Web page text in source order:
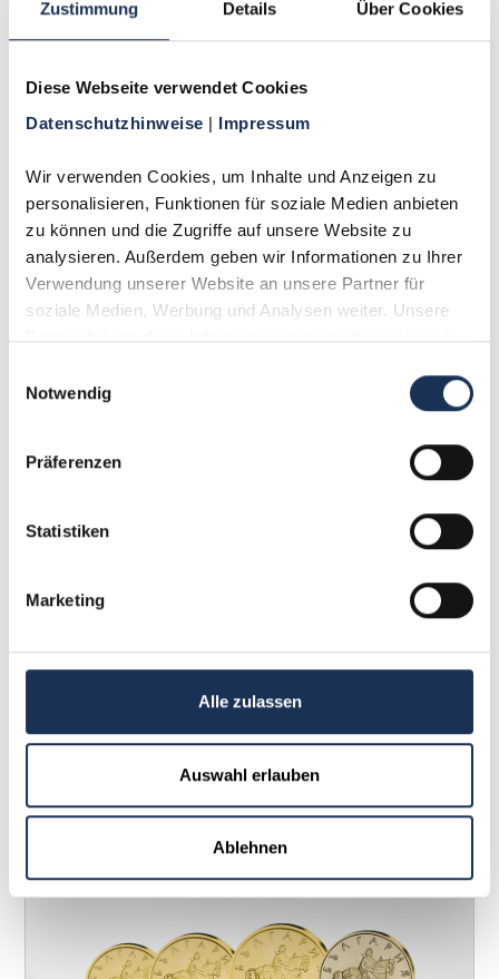
Zustimmung Details Über Cookies
Diese Webseite verwendet Cookies
Datenschutzhinweise | Impressum
Wir verwenden Cookies, um Inhalte und Anzeigen zu
personalisieren, Funktionen für soziale Medien anbieten
zu können und die Zugriffe auf unsere Website zu
analysieren. Außerdem geben wir Informationen zu Ihrer
Verwendung unserer Website an unsere Partner für
soziale Medien, Werbung und Analysen weiter. Unsere
Partner führen diese Informationen möglicherweise mit
haben oder die sie im Rahmen Ihrer Nutzung der Dienste
Notwendig
Präferenzen
Statistiken
Marketing
Alle zulassen
Auswahl erlauben
Ablehnen
obwohl häufiger geprägt, aufgrund ihrer
zu finden. Der normale Silber-Denar hingegen ist
im Vergleich zu Messing- oder Bronze-Teilstücken
oft noch recht preiswert zu erwerben,
insbesondere Exemplare aus der römischen
Kaiserzeit.
2-Euro-Gedenkmünze Satz Saarland –
Weitere Details